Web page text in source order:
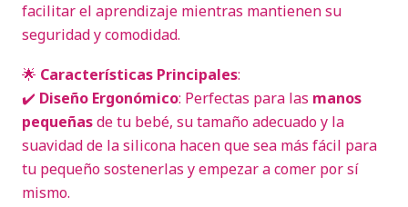
facilitar el aprendizaje mientras mantienen su
seguridad y comodidad.
🌟 Características Principales:
✔️ Diseño Ergonómico: Perfectas para las manos
pequeñasde tu bebé, su tamaño adecuado y la
suavidad de la silicona hacen que sea más fácil para
tu pequeño sostenerlas y empezar a comer por sí
mismo.